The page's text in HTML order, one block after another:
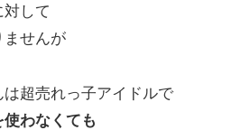
して
ませんが
超売れっ子アイドルで
わなくても